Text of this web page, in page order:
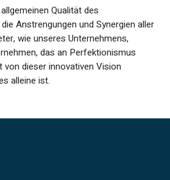
Qualität des
Anstrengungen und Synergien aller
wie unseres Unternehmens,
das an Perfektionismus
von dieser innovativen Vision
alleine ist.